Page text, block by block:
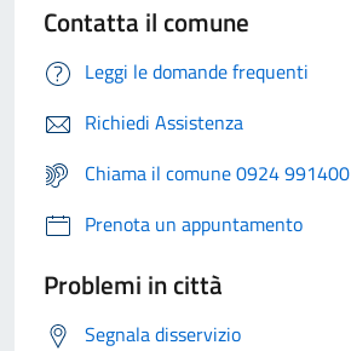
Contatta il comune
Leggi le domande frequenti
Richiedi Assistenza
Chiama il comune 0924 991400
Prenota un appuntamento
Problemi in città
Segnala disservizio